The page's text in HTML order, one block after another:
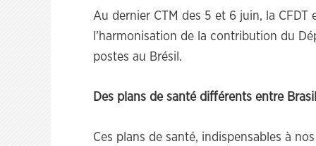
Au dernier CTM des 5 et 6 juin, la
l’harmonisation de la contribution du
postes au Brésil.
Des plans de santé différents entre
Ces plans de santé, indispensables à